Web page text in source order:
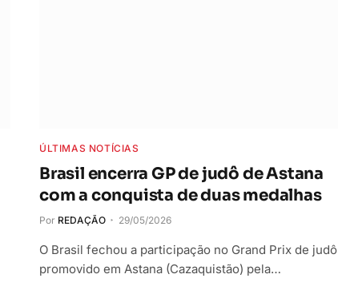
ÚLTIMAS NOTÍCIAS
Brasil encerra GP de judô de Astana
com a conquista de duas medalhas
Por REDAÇÃO 29/05/2026
O Brasil fechou a participação no Grand Prix de judô
promovido em Astana (Cazaquistão) pela…